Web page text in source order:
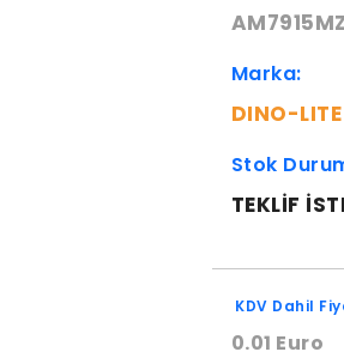
Marka:
DINO-LITE
Stok
TEKLIF
KDV Dahil
0.01 Euro